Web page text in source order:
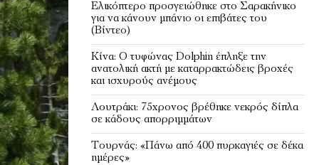
Ελικόπτερο προσγειώθηκε στο Σαρακήνικο
για να κάνουν μπάνιο οι επιβάτες του
(Bίντεο)
Κίνα: Ο τυφώνας Dolphin έπληξε την
ανατολική ακτή με καταρρακτώδεις βροχές
και ισχυρούς ανέμους
Λουτράκι: 75χρονος βρέθηκε νεκρός δίπλα
σε κάδους απορριμμάτων
Τουρνάς: «Πάνω από 400 πυρκαγιές σε δέκα
ημέρες»